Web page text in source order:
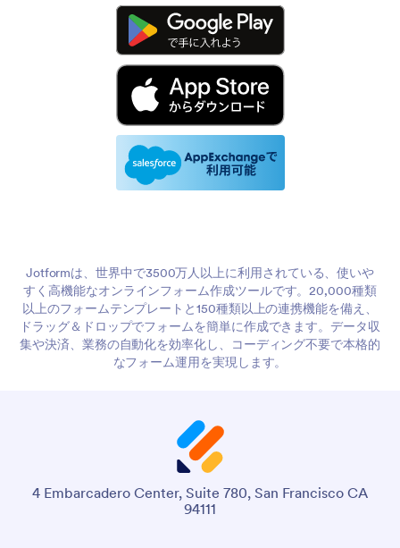
Jotformは、世界中で3500万人以上に利用されている、使いや
すく高機能なオンラインフォーム作成ツールです。20,000種類
以上のフォームテンプレートと150種類以上の連携機能を備え、
ドラッグ＆ドロップでフォームを簡単に作成できます。データ収
集や決済、業務の自動化を効率化し、コーディング不要で本格的
なフォーム運用を実現します。
4 Embarcadero Center, Suite 780, San Francisco CA
94111